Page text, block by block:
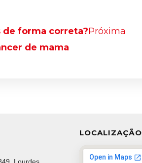
forma correta?Próxima
de mama
LOCALIZAÇÃO